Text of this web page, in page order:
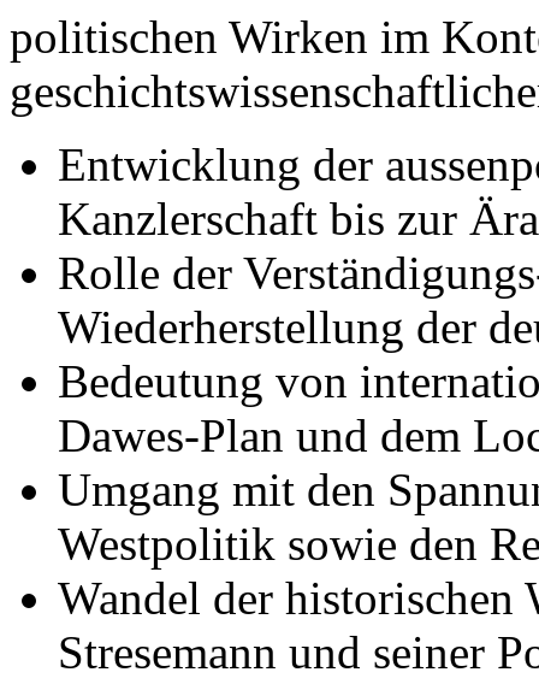
politischen Wirken im
Entwicklung der
Kanzlerschaft bis zur
Rolle der
Wiederherstellung der
Bedeutung von
Dawes-Plan und dem
Umgang mit den
Westpolitik sowie den
Wandel der historischen
Stresemann und seiner